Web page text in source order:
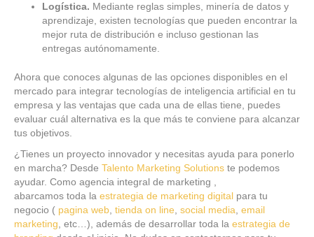
Logística. Mediante reglas simples, minería de datos y
aprendizaje, existen tecnologías que pueden encontrar la
mejor ruta de distribución e incluso gestionan las
entregas autónomamente.
Ahora que conoces algunas de las opciones disponibles en el
mercado para integrar tecnologías de inteligencia artificial en tu
empresa y las ventajas que cada una de ellas tiene, puedes
evaluar cuál alternativa es la que más te conviene para alcanzar
tus objetivos.
¿Tienes un proyecto innovador y necesitas ayuda para ponerlo
en marcha? Desde Talento Marketing Solutions te podemos
ayudar. Como agencia integral de marketing ,
abarcamos toda la estrategia de marketing digital para tu
negocio ( pagina web, tienda on line, social media, email
marketing, etc…), además de desarrollar toda la estrategia de